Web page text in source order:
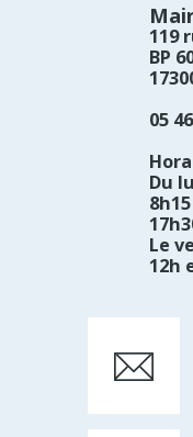
119
BP
05
Du
Le
12h